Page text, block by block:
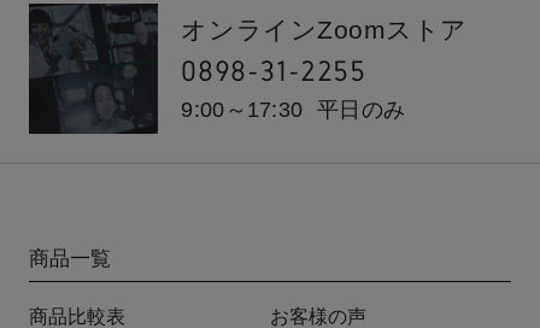
オンラインZoomストア
0898-31-2255
9:00～17:30 平日のみ
商品一覧
商品比較表 お客様の声